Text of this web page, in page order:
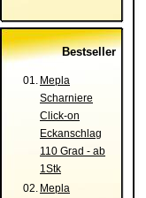
Bestseller
01. Mepla
Scharniere
Click-on
Eckanschlag
110 Grad - ab
1Stk
02. Mepla